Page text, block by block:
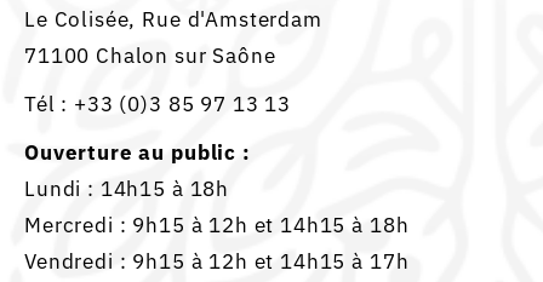
Le Colisée, Rue d'Amsterdam
71100 Chalon sur Saône
Tél : +33 (0)3 85 97 13 13
Ouverture au public :
Lundi : 14h15 à 18h
Mercredi : 9h15 à 12h et 14h15 à 18h
Vendredi : 9h15 à 12h et 14h15 à 17h